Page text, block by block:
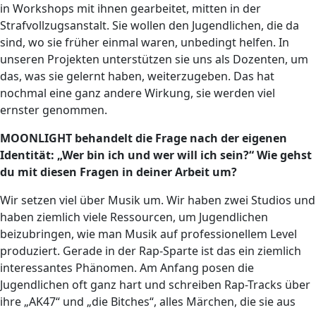
in Workshops mit ihnen gearbeitet, mitten in der
Strafvollzugsanstalt. Sie wollen den Jugendlichen, die da
sind, wo sie früher einmal waren, unbedingt helfen. In
unseren Projekten unterstützen sie uns als Dozenten, um
das, was sie gelernt haben, weiterzugeben. Das hat
nochmal eine ganz andere Wirkung, sie werden viel
ernster genommen.
MOONLIGHT behandelt die Frage nach der eigenen
Identität: „Wer bin ich und wer will ich sein?“ Wie gehst
du mit diesen Fragen in deiner Arbeit um?
Wir setzen viel über Musik um. Wir haben zwei Studios und
haben ziemlich viele Ressourcen, um Jugendlichen
beizubringen, wie man Musik auf professionellem Level
produziert. Gerade in der Rap-Sparte ist das ein ziemlich
interessantes Phänomen. Am Anfang posen die
Jugendlichen oft ganz hart und schreiben Rap-Tracks über
ihre „AK47“ und „die Bitches“, alles Märchen, die sie aus